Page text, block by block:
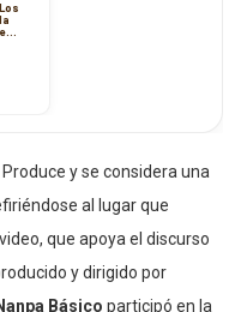
y se considera una
al lugar que
que apoya el discurso
y dirigido por
Básico participó en la